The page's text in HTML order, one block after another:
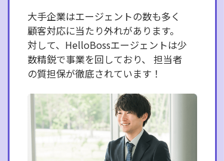
大手企業はエージェントの数も多く
顧客対応に当たり外れがあります。
対して、HelloBossエージェントは少
数精鋭で事業を回しており、 担当者
の質担保が徹底されています！